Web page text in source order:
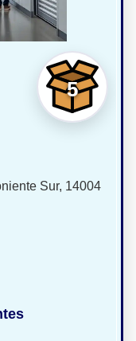
5
Sur, 14004